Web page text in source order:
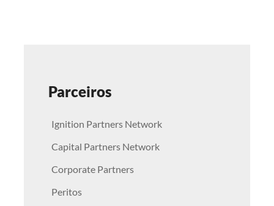
Parceiros
Ignition Partners Network
Capital Partners Network
Corporate Partners
Peritos